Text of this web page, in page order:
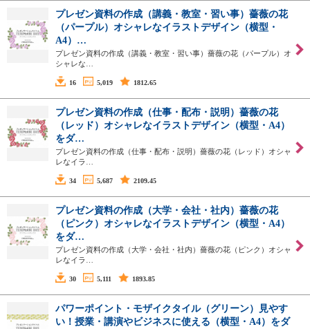
プレゼン資料の作成（講義・教室・習い事）薔薇の花
（パープル）オシャレなイラストデザイン（横型・
A4）…
プレゼン資料の作成（講義・教室・習い事）薔薇の花（パープル）オ
シャレな…
16 5,019 1812.65
プレゼン資料の作成（仕事・配布・説明）薔薇の花
（レッド）オシャレなイラストデザイン（横型・A4）
をダ…
プレゼン資料の作成（仕事・配布・説明）薔薇の花（レッド）オシャ
レなイラ…
34 5,687 2109.45
プレゼン資料の作成（大学・会社・社内）薔薇の花
（ピンク）オシャレなイラストデザイン（横型・A4）
をダ…
プレゼン資料の作成（大学・会社・社内）薔薇の花（ピンク）オシャ
レなイラ…
30 5,111 1893.85
パワーポイント・モザイクタイル（グリーン）見やす
い！授業・講演やビジネスに使える（横型・A4）をダ